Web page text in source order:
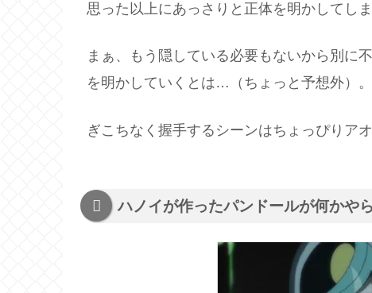
思った以上にあっさりと正体を明かしてしま
まぁ、もう隠している必要もないから別に
を明かしていくとは…（ちょっと予想外）。
ぎこちなく握手するシーンはちょっぴりア
ハノイが作ったパンドールが何かや